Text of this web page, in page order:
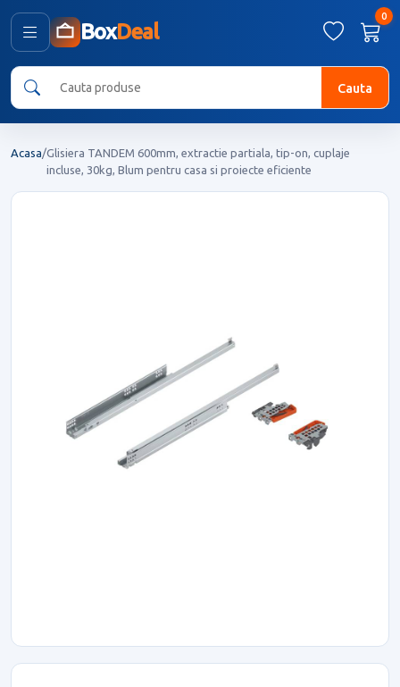
BoxDeal
0
Cauta
Acasa/Glisiera TANDEM 600mm, extractie partiala, tip-on, cuplaje
incluse, 30kg, Blum pentru casa si proiecte eficiente